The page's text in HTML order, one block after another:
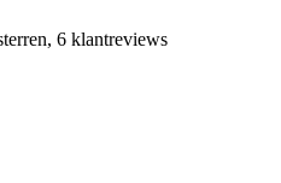
6 klantreviews